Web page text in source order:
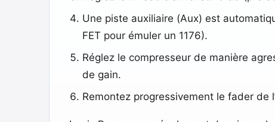
Une piste auxiliaire (Aux) est
FET pour émuler un 1176).
Réglez le compresseur de manière
de gain.
Remontez progressivement le fader de